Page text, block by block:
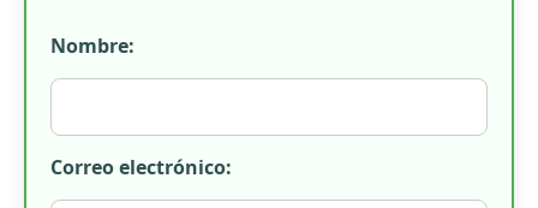
Nombre:
Correo electrónico: